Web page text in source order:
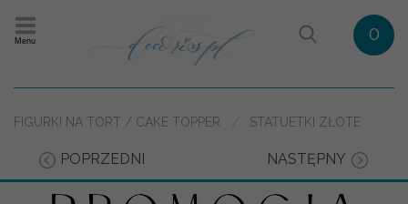
Menu 0
FIGURKI NA TORT / CAKE TOPPER STATUETKI ZŁOTE
POPRZEDNI NASTĘPNY